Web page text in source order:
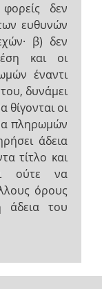
δεν
ευθυνών
β) δεν
και οι
έναντι
δυνάμει
θίγονται οι
πληρωμών
άδεια
τίτλο και
ούτε να
όρους
άδεια του